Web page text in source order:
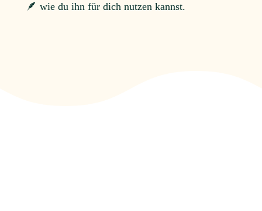
🪶 wie du ihn für dich nutzen kannst.